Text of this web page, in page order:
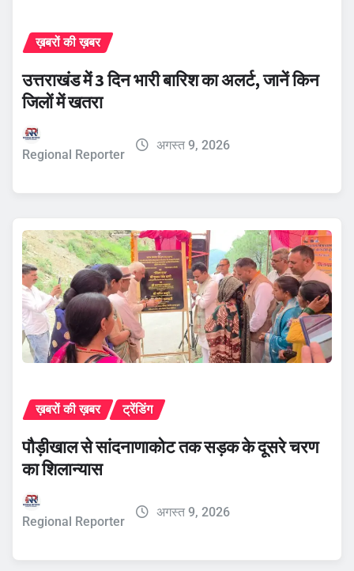
ख़बरों की ख़बर
उत्तराखंड में 3 दिन भारी बारिश का अलर्ट, जानें किन
जिलों में खतरा
Regional Reporter
अगस्त 9, 2026
ख़बरों की ख़बर ट्रेंडिंग
पौड़ीखाल से सांदनाणाकोट तक सड़क के दूसरे चरण
का शिलान्यास
Regional Reporter
अगस्त 9, 2026